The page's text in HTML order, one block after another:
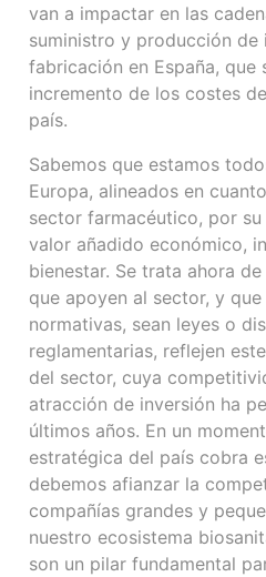
van a impactar en las
suministro y producción de
fabricación en España, que
incremento de los costes
país.
Sabemos que estamos
Europa, alineados en
sector farmacéutico, por
valor añadido económico,
bienestar. Se trata ahora
que apoyen al sector, y
normativas, sean leyes o
reglamentarias, reflejen
del sector, cuya
atracción de inversión ha
últimos años. En un
estratégica del país cobra
debemos afianzar la
compañías grandes y
nuestro ecosistema
son un pilar fundamental